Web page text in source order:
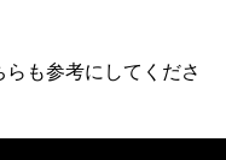
も参考にしてくださ